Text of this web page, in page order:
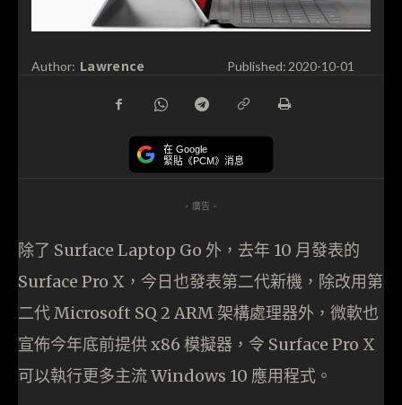
Author: Lawrence Published: 2020-10-01
在 Google
緊貼《PCM》消息
- 廣告 -
除了 Surface Laptop Go 外，去年 10 月發表的
Surface Pro X，今日也發表第二代新機，除改用第
二代 Microsoft SQ 2 ARM 架構處理器外，微軟也
宣佈今年底前提供 x86 模擬器，令 Surface Pro X
可以執行更多主流 Windows 10 應用程式。